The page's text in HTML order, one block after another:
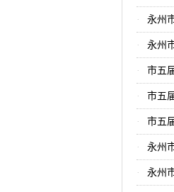
永州
永州
市五
市五
市五
永州
永州